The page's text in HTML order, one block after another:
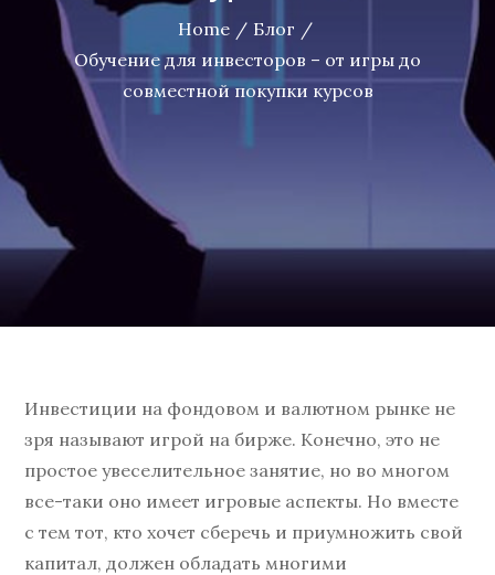
Home
Блог
Обучение для инвесторов – от игры до
совместной покупки курсов
Инвестиции на фондовом и валютном рынке не
зря называют игрой на бирже. Конечно, это не
простое увеселительное занятие, но во многом
все-таки оно имеет игровые аспекты. Но вместе
с тем тот, кто хочет сберечь и приумножить свой
капитал, должен обладать многими